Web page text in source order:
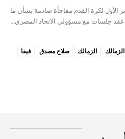
لكرة القدم مفاجأة صادمة بشأن ما
جلسات مع مسؤولي الاتحاد المصري...
الزمالك صلاح مصدق
فيفا